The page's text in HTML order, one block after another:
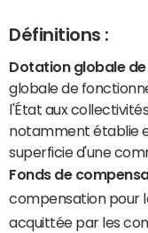
Définitions :
Dotation globale
globale de
l'État aux
notamment établie
superficie d'une
Fonds de
compensation pour
acquittée par les